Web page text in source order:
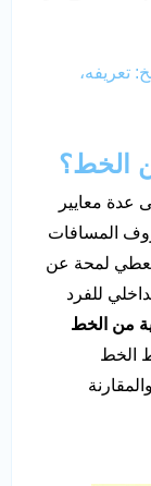
تعريفه،
الخط؟
عدة معايير
المسافات
تعطي لمحة عن
للفرد
من الخط
الخط